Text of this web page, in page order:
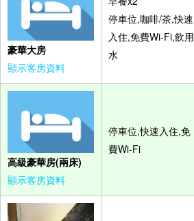
豪華大房
顯示客房資料
停車位,咖啡/茶,快速
入住,免費Wi-Fi,飲用
水
高級豪華房(兩床)
顯示客房資料
停車位,快速入住,免
費Wi-Fi